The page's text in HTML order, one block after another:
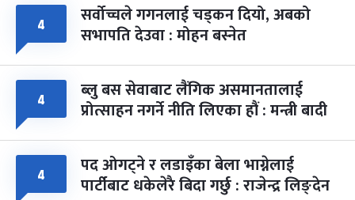
४ सर्वोच्चले गगनलाई चड्कन दियो, अबको
सभापति देउवा : मोहन बस्नेत
४ ब्लु बस सेवाबाट लैंगिक असमानतालाई
प्रोत्साहन नगर्ने नीति लिएका हौं : मन्त्री बादी
४ पद ओगट्ने र लडाइँका बेला भाग्नेलाई
पार्टीबाट धकेलेरै बिदा गर्छु : राजेन्द्र लिङ्देन